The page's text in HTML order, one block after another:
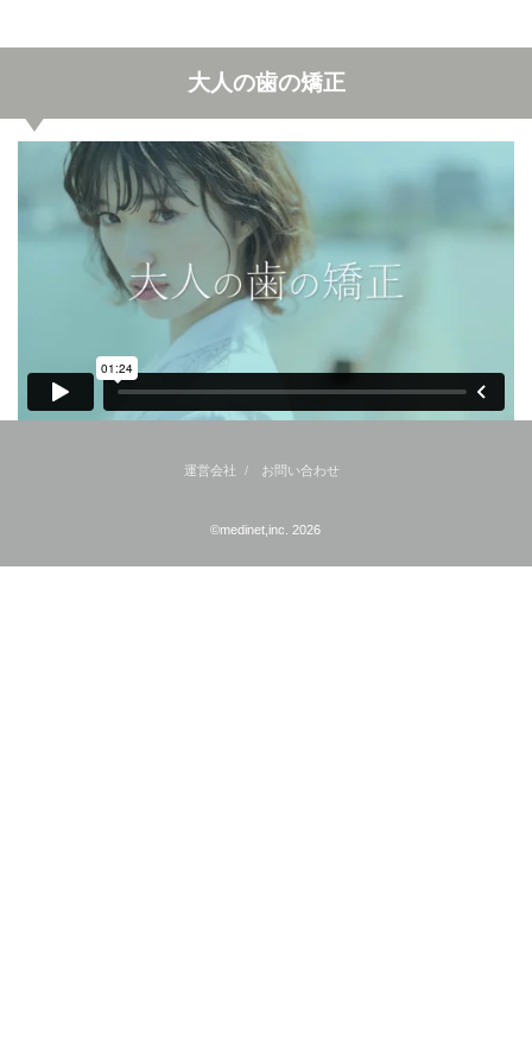
大人の歯の矯正
運営会社 お問い合わせ
©medinet,inc. 2026